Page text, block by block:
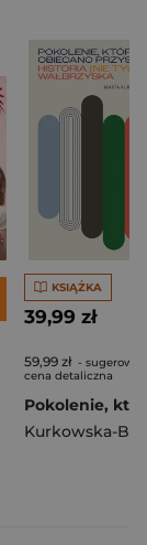
KSIĄŻKA
39,99 zł
59,99 zł -
cena detaliczna